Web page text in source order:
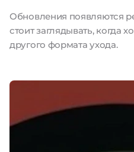
Обновления появляются
стоит заглядывать, когда
другого формата ухода.